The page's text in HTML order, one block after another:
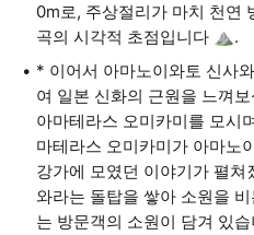
0m로, 주상절리가 마치 천연
곡의 시각적 초점입니다 ⛰️.
* 이어서 아마노이와토 신사
여 일본 신화의 근원을 느껴
아마테라스 오미카미를 모시
마테라스 오미카미가 아마노
강가에 모였던 이야기가 펼
와라는 돌탑을 쌓아 소원을
는 방문객의 소원이 담겨 있